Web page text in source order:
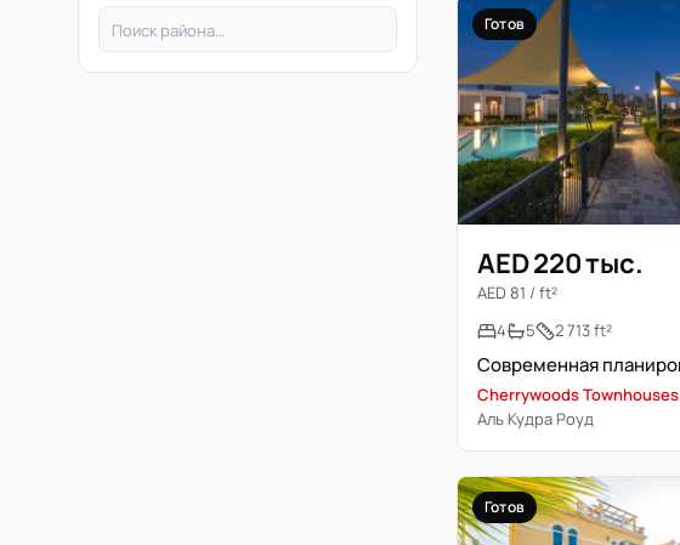
Готов
AED 220 тыс.
AED 81 / ft²
4
5 2 713 ft²
Cherrywoods Townhouses
Аль Кудра Роуд
Готов